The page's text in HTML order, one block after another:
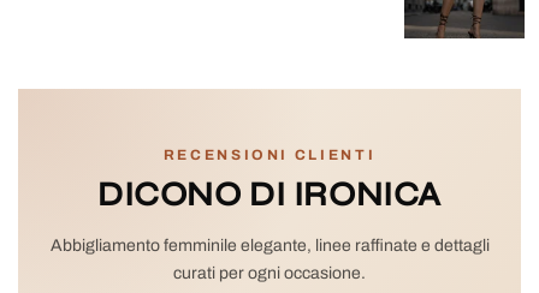
RECENSIONI CLIENTI
DICONO DI IRONICA
Abbigliamento femminile elegante, linee raffinate e dettagli
curati per ogni occasione.